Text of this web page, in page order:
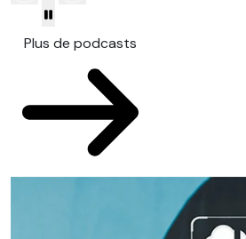
Plus de podcasts